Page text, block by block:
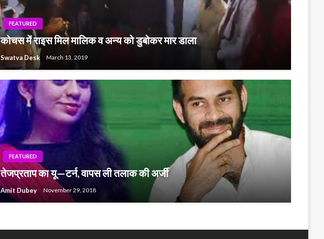
FEATURED
कोचस में राइस मिल मालिक व अन्य को डुबोकर मार डाला
Swatva Desk March 13, 2019
FEATURED
तेजप्रताप का यू—टर्न, वापस ली तलाक की अर्जी
Amit Dubey November 29, 2018